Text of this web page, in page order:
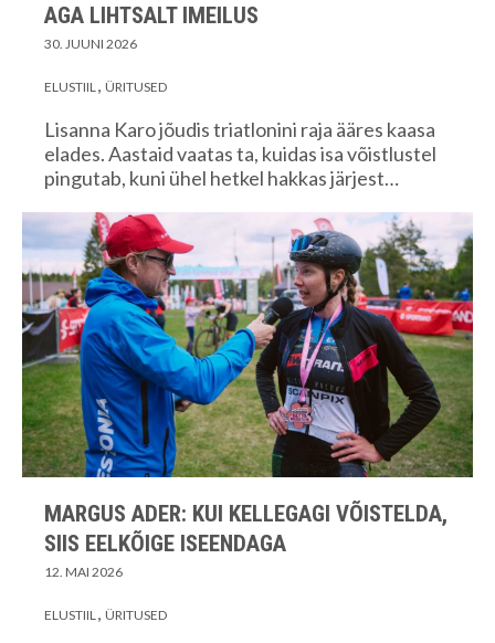
AGA LIHTSALT IMEILUS
30. JUUNI 2026
ELUSTIIL ÜRITUSED
Lisanna Karo jõudis triatlonini raja ääres kaasa
elades. Aastaid vaatas ta, kuidas isa võistlustel
pingutab, kuni ühel hetkel hakkas järjest…
MARGUS ADER: KUI KELLEGAGI VÕISTELDA,
SIIS EELKÕIGE ISEENDAGA
12. MAI 2026
ELUSTIIL ÜRITUSED